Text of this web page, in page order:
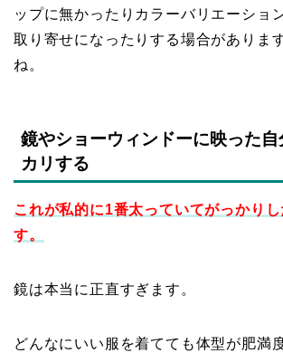
ップに無かったりカラーバリエーショ
取り寄せになったりする場合がありま
ね。
鏡やショーウィンドーに映った自
カリする
これが私的に1番太っていてがっかり
す。
鏡は本当に正直すぎます。
どんなにいい服を着てても体型が肥満